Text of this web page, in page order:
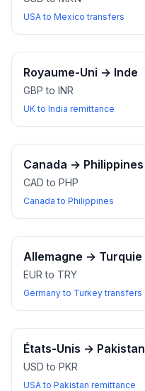
USA to Mexico transfers
Royaume-Uni → Inde
GBP to INR
UK to India remittance
Canada → Philippines
CAD to PHP
Canada to Philippines
Allemagne → Turquie
EUR to TRY
Germany to Turkey transfers
États-Unis → Pakistan
USD to PKR
USA to Pakistan remittance